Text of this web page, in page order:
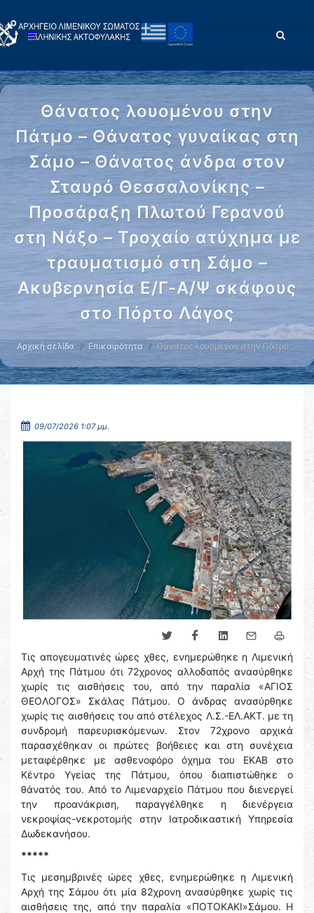
Θάνατος λουομένου στην
Πάτμο – Θάνατος γυναίκας στη
Σάμο – Θάνατος άνδρα στον
Σταυρό Θεσσαλονίκης –
Προσάραξη Πλωτού Γερανού
στη Νάξο – Τροχαίο ατύχημα με
τραυματισμό στη Σάμο –
Ακυβερνησία Ε/Γ-Α/Ψ σκάφους
στο Πόρτο Λάγος
Αρχική σελίδα Επικαιρότητα Θάνατος λουομένου στην Πάτμο …
09/07/2026 1:07 μμ.
Τις απογευματινές ώρες χθες, ενημερώθηκε η Λιμενική
Αρχή της Πάτμου ότι 72χρονος αλλοδαπός ανασύρθηκε
χωρίς τις αισθήσεις του, από την παραλία «ΑΓΙΟΣ
ΘΕΟΛΟΓΟΣ» Σκάλας Πάτμου. Ο άνδρας ανασύρθηκε
χωρίς τις αισθήσεις του από στέλεχος Λ.Σ.-ΕΛ.ΑΚΤ. με τη
συνδρομή παρευρισκόμενων. Στον 72χρονο αρχικά
παρασχέθηκαν οι πρώτες βοήθειες και στη συνέχεια
μεταφέρθηκε με ασθενοφόρο όχημα του ΕΚΑΒ στο
Κέντρο Υγείας της Πάτμου, όπου διαπιστώθηκε ο
θάνατός του. Από το Λιμεναρχείο Πάτμου που διενεργεί
την προανάκριση, παραγγέλθηκε η διενέργεια
νεκροψίας-νεκροτομής στην Ιατροδικαστική Υπηρεσία
Δωδεκανήσου.
*****
Τις μεσημβρινές ώρες χθες, ενημερώθηκε η Λιμενική
Αρχή της Σάμου ότι μία 82χρονη ανασύρθηκε χωρίς τις
αισθήσεις της, από την παραλία «ΠΟΤΟΚΑΚΙ»Σάμου. Η